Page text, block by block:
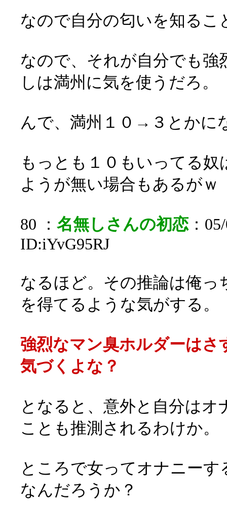
なので自分の匂いを知るこ
なので、それが自分でも強
しは満州に気を使うだろ。
んで、満州１０→３とかに
もっとも１０もいってる
ようが無い場合もあるがｗ
80 ： 名無しさんの初恋：
ID:iYvG95RJ
なるほど。その推論は俺っ
を得てるような気がする。
強烈なマン臭ホルダーはさ
気づくよな？
となると、意外と自分は
ことも推測されるわけか。
ところで女ってオナニー
なんだろうか？